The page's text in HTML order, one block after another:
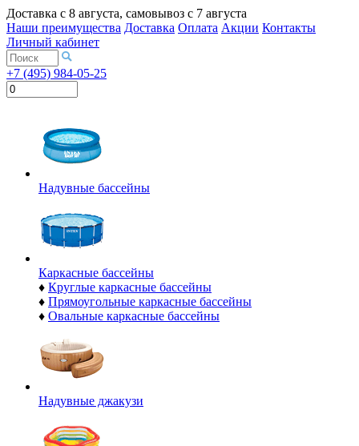
Доставка с 8 августа, самовывоз с 7 августа
Наши преимущества Доставка Оплата Акции Контакты
Личный кабинет
+7 (495) 984-05-25
Надувные бассейны
Каркасные бассейны
♦ Круглые каркасные бассейны
♦ Прямоугольные каркасные бассейны
♦ Овальные каркасные бассейны
Надувные джакузи